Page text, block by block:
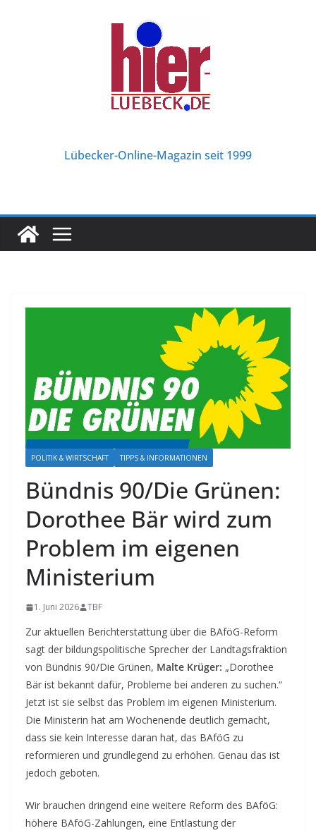
Lübecker-Online-Magazin seit 1999
POLITIK & WIRTSCHAFT TIPPS & INFORMATIONEN
Bündnis 90/Die Grünen:
Dorothee Bär wird zum
Problem im eigenen
Ministerium
1. Juni 2026 TBF
Zur aktuellen Berichterstattung über die BAföG-Reform
sagt der bildungspolitische Sprecher der Landtagsfraktion
von Bündnis 90/Die Grünen, Malte Krüger: „Dorothee
Bär ist bekannt dafür, Probleme bei anderen zu suchen.“
Jetzt ist sie selbst das Problem im eigenen Ministerium.
Die Ministerin hat am Wochenende deutlich gemacht,
dass sie kein Interesse daran hat, das BAföG zu
reformieren und grundlegend zu erhöhen. Genau das ist
jedoch geboten.
Wir brauchen dringend eine weitere Reform des BAföG:
höhere BAföG-Zahlungen, eine Entlastung der